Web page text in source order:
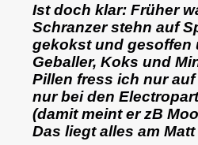
Ist doch klar: Früher
Schranzer stehn auf
gekokst und gesoffen
Geballer, Koks und
Pillen fress ich nur
nur bei den
(damit meint er zB
Das liegt alles am